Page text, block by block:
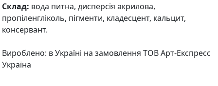
Склад: вода питна, дисперсія акрилова,
пропіленгліколь, пігменти, кладесцент, кальцит,
консервант.
Вироблено: в Україні на замовлення ТОВ Арт-Експресс
Україна